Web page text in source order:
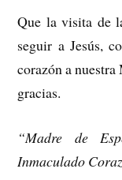
Que la visita de
seguir a Jesús,
corazón a
gracias.
“Madre de
Inmaculado